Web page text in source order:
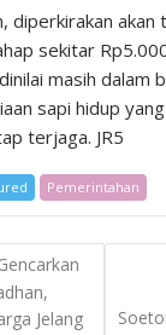
diperkirakan akan
sekitar
masih dalam
sapi hidup
terjaga. JR5
Pemerintahan
Jelang